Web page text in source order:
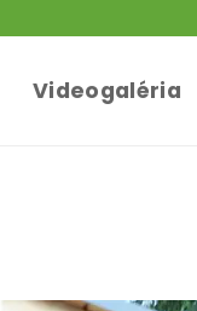
Videogaléria